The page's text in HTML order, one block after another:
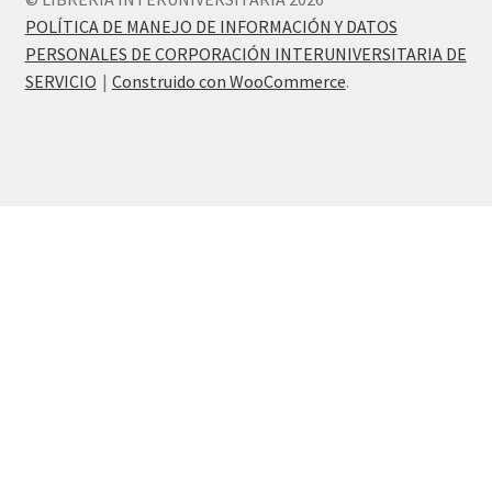
POLÍTICA DE MANEJO DE INFORMACIÓN Y DATOS
PERSONALES DE CORPORACIÓN INTERUNIVERSITARIA DE
SERVICIO
Construido con WooCommerce.